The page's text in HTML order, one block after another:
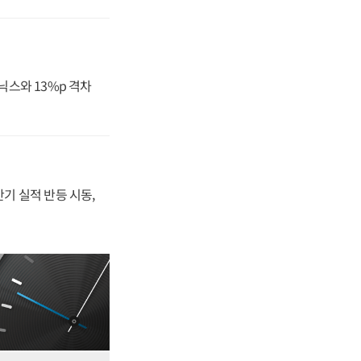
스와 13%p 격차
실적 반등 시동,